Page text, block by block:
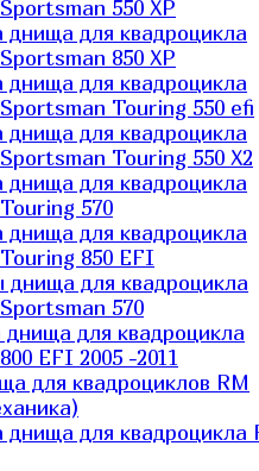
550 XP
для квадроцикла
850 XP
для квадроцикла
Touring 550 efi
для квадроцикла
Touring 550 X2
для квадроцикла
570
для квадроцикла
850 EFI
днища для квадроцикла
570
для квадроцикла
EFI 2005 -2011
для квадроциклов RM
днища для квадроцикла